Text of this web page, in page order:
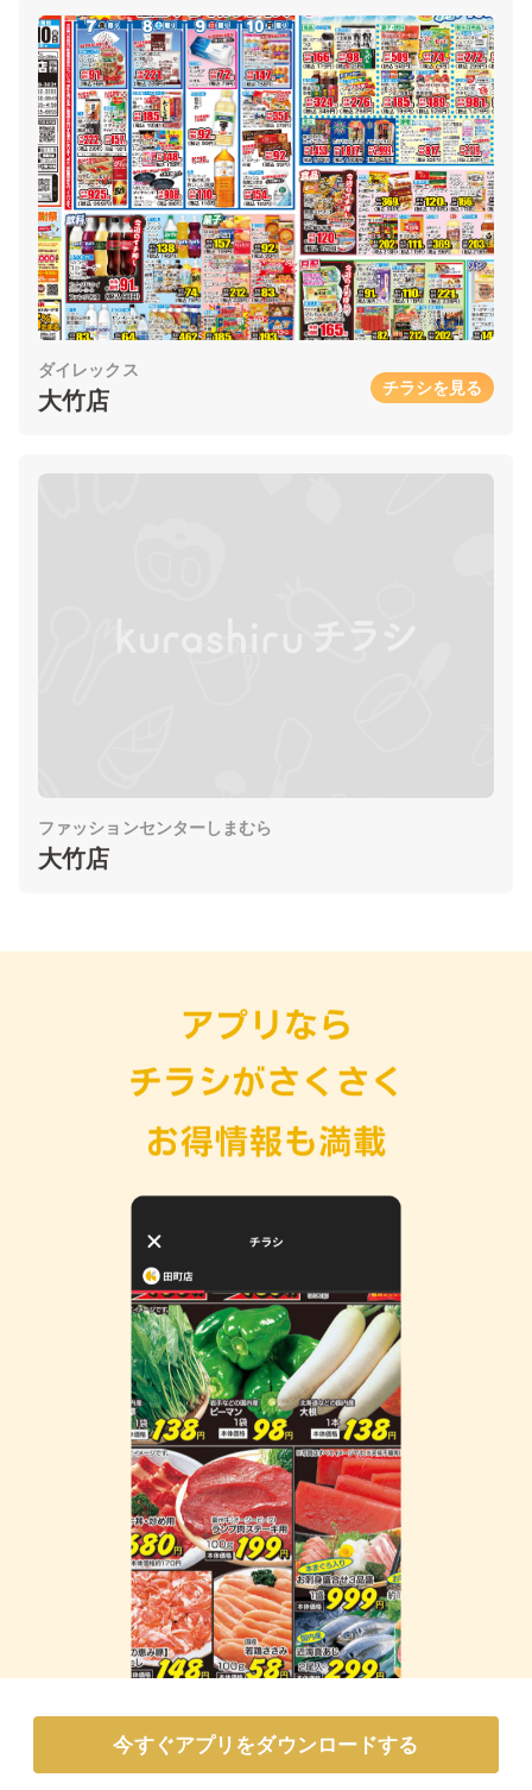
ダイレックス
大竹店 チラシを見る
ファッションセンターしまむら
大竹店
今すぐアプリをダウンロードする